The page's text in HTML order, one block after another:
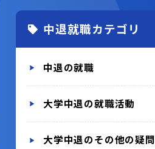
中退就職カテゴリ
中退の就職
大学中退の就職活動
大学中退のその他の疑問